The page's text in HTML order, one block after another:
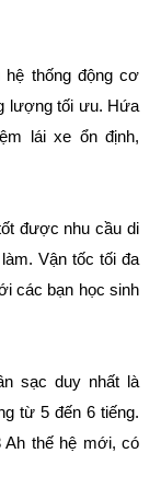
thống động cơ
lượng tối ưu. Hứa
lái xe ổn định,
được nhu cầu di
Vận tốc tối đa
các bạn học sinh
sạc duy nhất là
từ 5 đến 6 tiếng.
Ah thế hệ mới, có